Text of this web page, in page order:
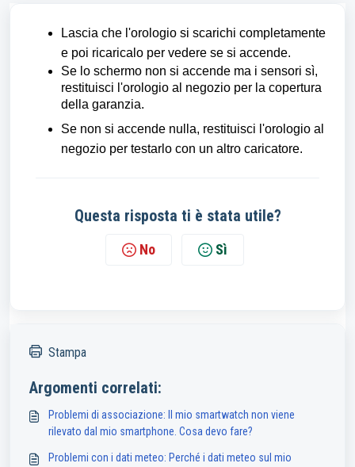
Lascia che l'orologio si scarichi completamente
e poi ricaricalo per vedere se si accende.
Se lo schermo non si accende ma i sensori sì,
restituisci l'orologio al negozio per la copertura
della garanzia.
Se non si accende nulla, restituisci l'orologio al
negozio per testarlo con un altro caricatore.
Questa risposta ti è stata utile?
No Sì
Stampa
Argomenti correlati:
Problemi di associazione: Il mio smartwatch non viene
rilevato dal mio smartphone. Cosa devo fare?
Problemi con i dati meteo: Perché i dati meteo sul mio